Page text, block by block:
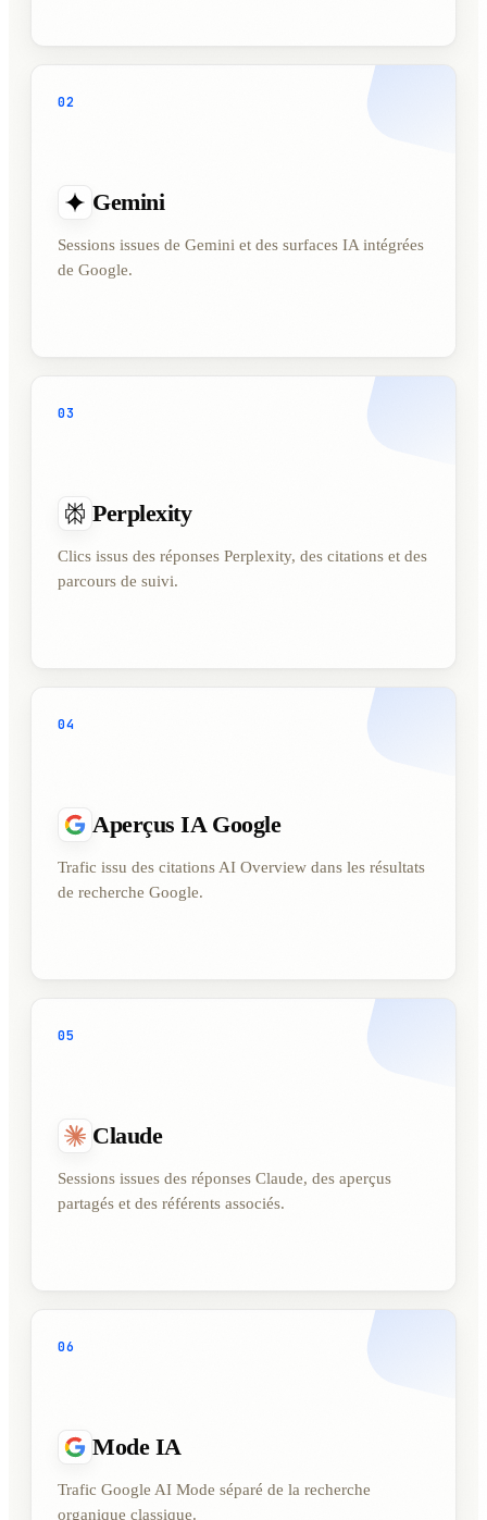
02
Gemini
Sessions issues de Gemini et des surfaces IA intégrées
de Google.
03
Perplexity
Clics issus des réponses Perplexity, des citations et des
parcours de suivi.
04
Aperçus IA Google
Trafic issu des citations AI Overview dans les résultats
de recherche Google.
05
Claude
Sessions issues des réponses Claude, des aperçus
partagés et des référents associés.
06
Mode IA
Trafic Google AI Mode séparé de la recherche
organique classique.